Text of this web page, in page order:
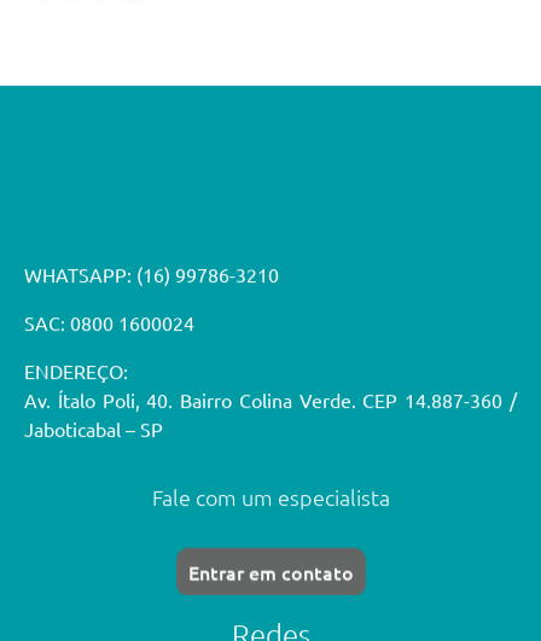
WHATSAPP: (16) 99786-3210
SAC: 0800 1600024
ENDEREÇO:
Av. Ítalo Poli, 40. Bairro Colina Verde. CEP 14.887-360 /
Jaboticabal – SP
Fale com um especialista
Entrar em contato
Redes